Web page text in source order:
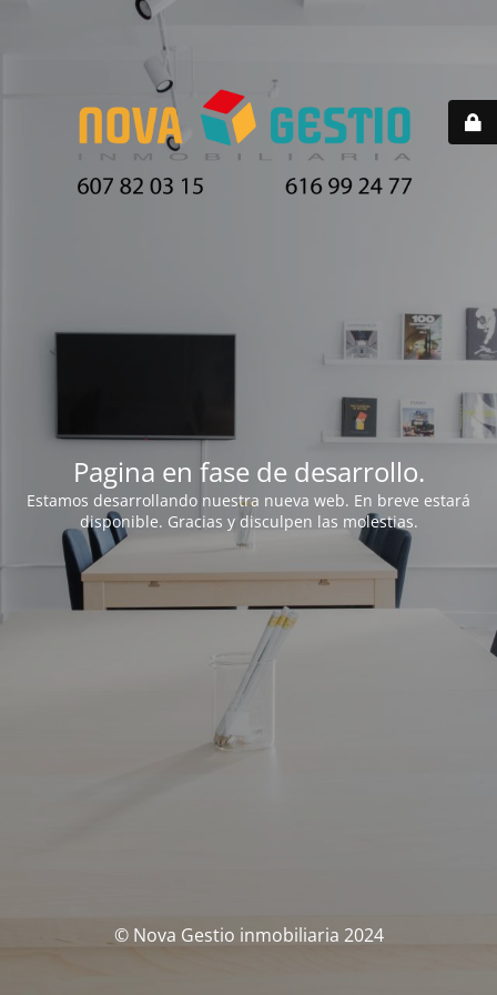
Pagina en fase de desarrollo.
Estamos desarrollando nuestra nueva web. En breve estará
disponible. Gracias y disculpen las molestias.
© Nova Gestio inmobiliaria 2024